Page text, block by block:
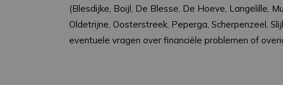
(Blesdijke, Boijl, De Blesse, De Hoeve, Langelille,
Oldetrijne, Oosterstreek, Peperga, Scherpenzeel,
eventuele vragen over financiële problemen of